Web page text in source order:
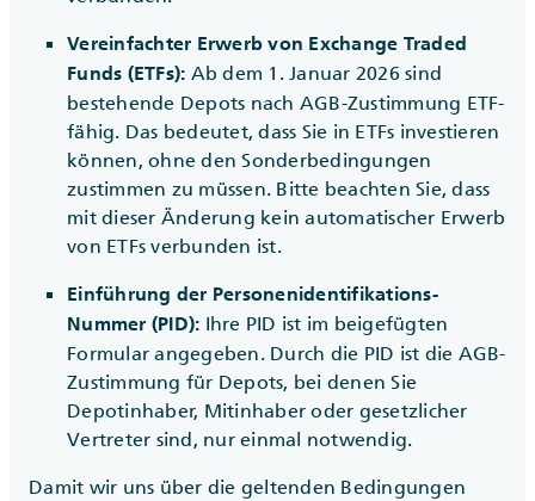
Vereinfachter Erwerb von Exchange Traded
Funds (ETFs): Ab dem 1. Januar 2026 sind
bestehende Depots nach AGB-Zustimmung ETF-
fähig. Das bedeutet, dass Sie in ETFs investieren
können, ohne den Sonderbedingungen
zustimmen zu müssen. Bitte beachten Sie, dass
mit dieser Änderung kein automatischer Erwerb
von ETFs verbunden ist.
Einführung der Personenidentifikations-
Nummer (PID): Ihre PID ist im beigefügten
Formular angegeben. Durch die PID ist die AGB-
Zustimmung für Depots, bei denen Sie
Depotinhaber, Mitinhaber oder gesetzlicher
Vertreter sind, nur einmal notwendig.
Damit wir uns über die geltenden Bedingungen